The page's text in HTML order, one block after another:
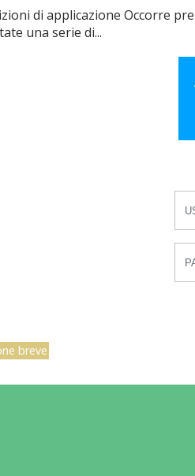
di applicazione Occorre
una serie di...
breve